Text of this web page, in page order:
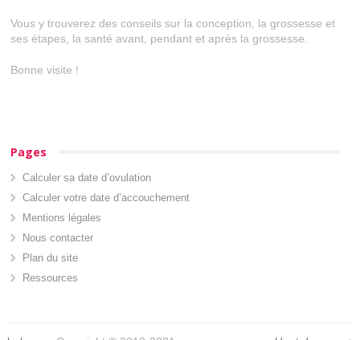
Vous y trouverez des conseils sur la conception, la grossesse et
ses étapes, la santé avant, pendant et après la grossesse.
Bonne visite !
Pages
Calculer sa date d’ovulation
Calculer votre date d’accouchement
Mentions légales
Nous contacter
Plan du site
Ressources